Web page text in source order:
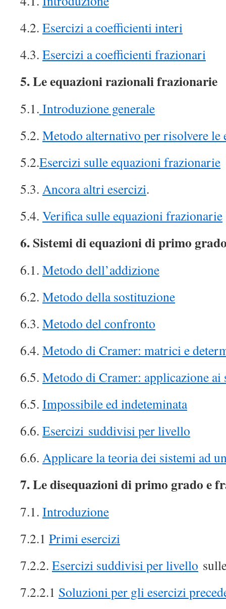
4.2. Esercizi a coefficienti interi
4.3. Esercizi a coefficienti frazionari
5. Le equazioni razionali frazionarie
5.1. Introduzione generale
5.2. Metodo alternativo per risolvere
5.2.Esercizi sulle equazioni frazionarie
5.3. Ancora altri esercizi.
5.4. Verifica sulle equazioni frazionarie
6. Sistemi di equazioni di primo
6.1. Metodo dell’addizione
6.2. Metodo della sostituzione
6.3. Metodo del confronto
6.4. Metodo di Cramer: matrici e
6.5. Metodo di Cramer: applicazione ai
6.5. Impossibile ed indeteminata
6.6. Esercizi suddivisi per livello
6.6. Applicare la teoria dei sistemi ad
7. Le disequazioni di primo grado e
7.1. Introduzione
7.2.1 Primi esercizi
7.2.2. Esercizi suddivisi per livello
7.2.2.1 Soluzioni per gli esercizi